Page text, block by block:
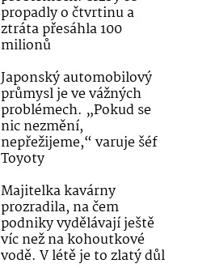
propadly o čtvrtinu a
ztráta přesáhla 100
milionů
Japonský automobilový
průmysl je ve vážných
problémech. „Pokud se
nic nezmění,
nepřežijeme,“ varuje šéf
Toyoty
Majitelka kavárny
prozradila, na čem
podniky vydělávají ještě
víc než na kohoutkové
vodě. V létě je to zlatý důl